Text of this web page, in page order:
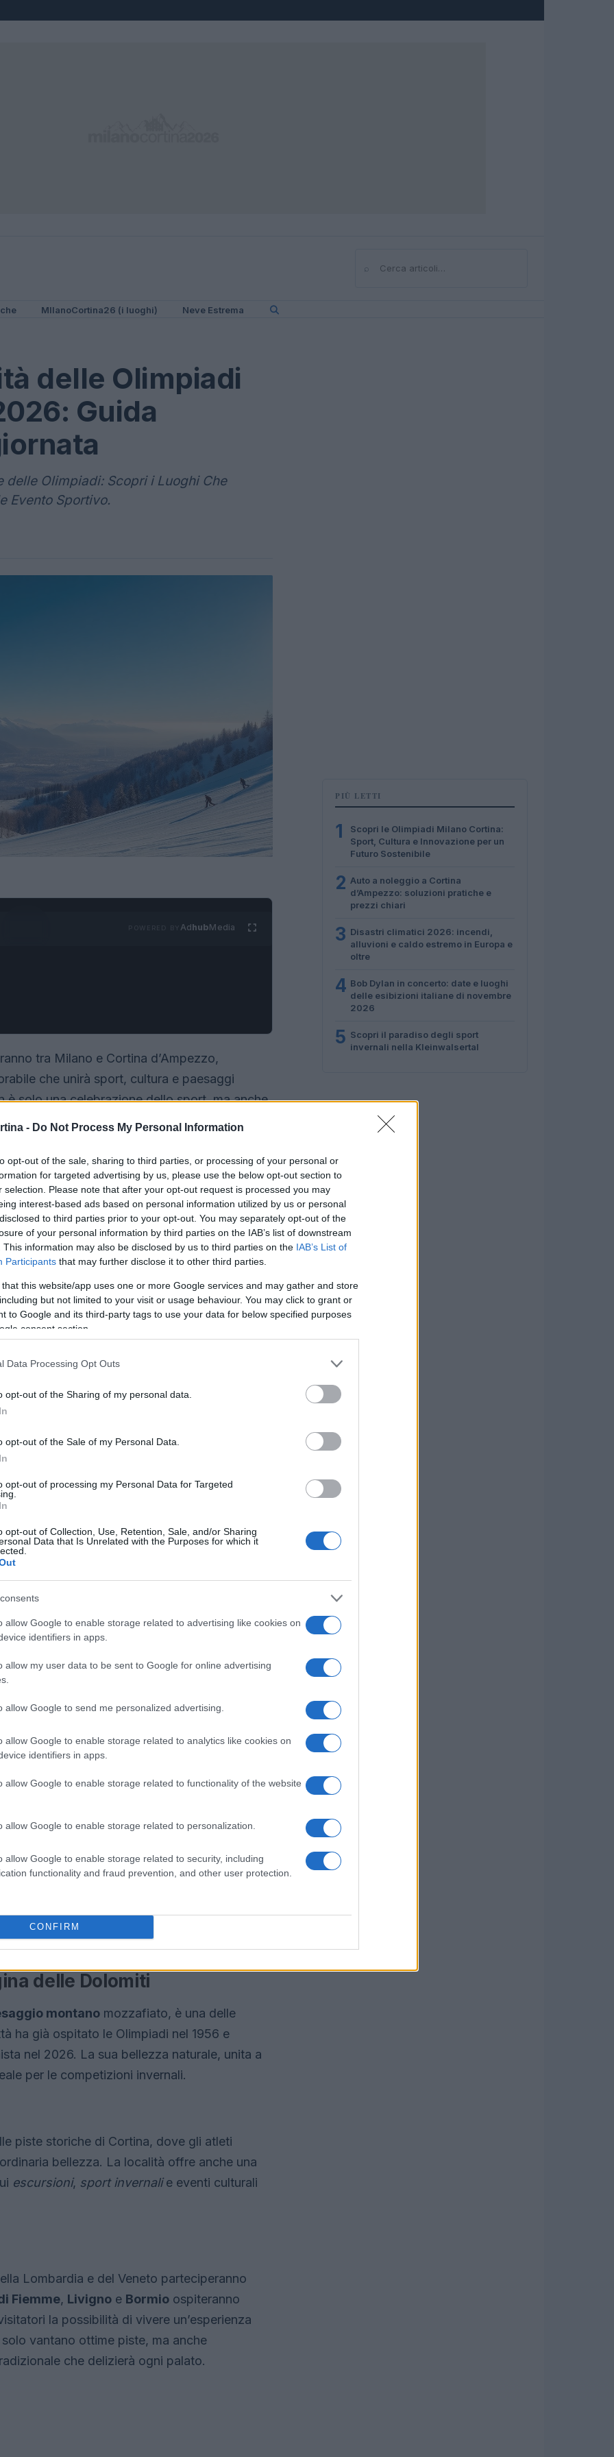
- Do Not Process My Personal Information
opt-out of the sale, sharing to third parties, or processing of your personal or
for targeted advertising by us, please use the below opt-out section to
selection. Please note that after your opt-out request is processed you may
interest-based ads based on personal information utilized by us or personal
to third parties prior to your opt-out. You may separately opt-out of the
of your personal information by third parties on the IAB’s list of downstream
This information may also be disclosed by us to third parties on the IAB’s List of
Participants that may further disclose it to other third parties.
that this website/app uses one or more Google services and may gather and store
but not limited to your visit or usage behaviour. You may click to grant or
to Google and its third-party tags to use your data for below specified purposes
consent section.
Data Processing Opt Outs
opt-out of the Sharing of my personal data.
opt-out of the Sale of my Personal Data.
opt-out of processing my Personal Data for Targeted
opt-out of Collection, Use, Retention, Sale, and/or Sharing
Data that Is Unrelated with the Purposes for which it
allow Google to enable storage related to advertising like cookies on
identifiers in apps.
allow my user data to be sent to Google for online advertising
allow Google to send me personalized advertising.
allow Google to enable storage related to analytics like cookies on
identifiers in apps.
allow Google to enable storage related to functionality of the website
allow Google to enable storage related to personalization.
allow Google to enable storage related to security, including
functionality and fraud prevention, and other user protection.
CONFIRM
⌕Cerca
MIlanoCortina26 (i luoghi) Neve Estrema
delle Olimpiadi
Guida
delle Olimpiadi: Scopri i Luoghi Che
Evento Sportivo.
AdhubMedia
tra Milano e Cortina d’Ampezzo,
che unirà sport, cultura e paesaggi
solo una celebrazione dello sport, ma anche
delle località coinvolte.
olimpiche
offrono ai visitatori e agli atleti.
e dello sport
è famosa per la suaarchitetturamoderna
ilDuomo di Milano
di grande rilevanza, tra cui le gare di
dicurling. Le strutture sportive sono state
con ilPalazzo del Ghiaccioe ilPalazzetto
atleti da tutto il mondo.
delle Dolomiti
montano mozzafiato, è una delle
ha già ospitato le Olimpiadi nel 1956 e
nel 2026. La sua bellezza naturale, unita a
per le competizioni invernali.
piste storiche di Cortina, dove gli atleti
bellezza. La località offre anche una
escursioni, sport invernalie eventi culturali
Lombardia e del Veneto parteciperanno
Fiemme, Livigno e Bormio ospiteranno
la possibilità di vivere un’esperienza
vantano ottime piste, ma anche
che delizierà ogni palato.
PIÙ LETTI
1
Scopri le Olimpiadi Milano Cortina:
Sport, Cultura e Innovazione per un
Futuro Sostenibile
2 Auto a noleggio a Cortina
d’Ampezzo: soluzioni pratiche e
prezzi chiari
3 Disastri climatici 2026: incendi,
alluvioni e caldo estremo in Europa e
oltre
4 Bob Dylan in concerto: date e luoghi
delle esibizioni italiane di novembre
2026
5 Scopri il paradiso degli sport
invernali nella Kleinwalsertal